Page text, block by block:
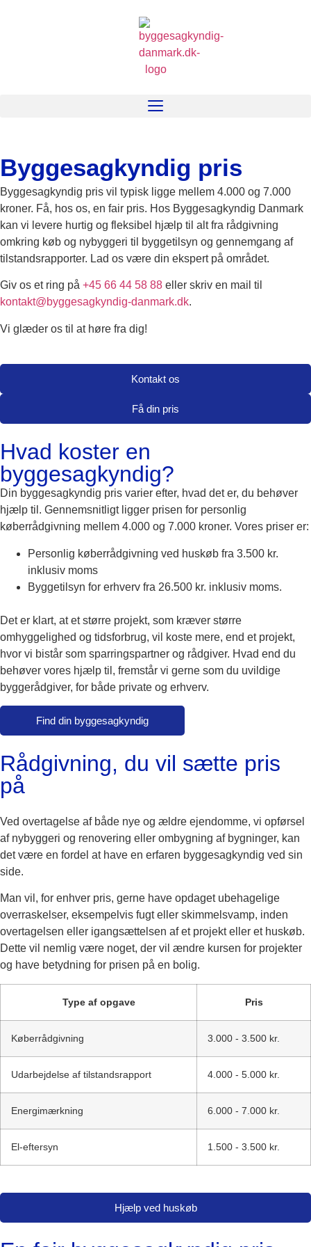
Byggesagkyndig pris
Byggesagkyndig pris vil typisk ligge mellem 4.000 og 7.000
kroner. Få, hos os, en fair pris. Hos Byggesagkyndig Danmark
kan vi levere hurtig og fleksibel hjælp til alt fra rådgivning
omkring køb og nybyggeri til byggetilsyn og gennemgang af
tilstandsrapporter. Lad os være din ekspert på området.
Giv os et ring på +45 66 44 58 88 eller skriv en mail til
kontakt@byggesagkyndig-danmark.dk.
Vi glæder os til at høre fra dig!
Kontakt os
Få din pris
Hvad koster en
byggesagkyndig?
Din byggesagkyndig pris varier efter, hvad det er, du behøver
hjælp til. Gennemsnitligt ligger prisen for personlig
køberrådgivning mellem 4.000 og 7.000 kroner. Vores priser er:
Personlig køberrådgivning ved huskøb fra 3.500 kr.
inklusiv moms
Byggetilsyn for erhverv fra 26.500 kr. inklusiv moms.
Det er klart, at et større projekt, som kræver større
omhyggelighed og tidsforbrug, vil koste mere, end et projekt,
hvor vi bistår som sparringspartner og rådgiver. Hvad end du
behøver vores hjælp til, fremstår vi gerne som du uvildige
byggerådgiver, for både private og erhverv.
Find din byggesagkyndig
Rådgivning, du vil sætte pris
på
Ved overtagelse af både nye og ældre ejendomme, vi opførsel
af nybyggeri og renovering eller ombygning af bygninger, kan
det være en fordel at have en erfaren byggesagkyndig ved sin
side.
Man vil, for enhver pris, gerne have opdaget ubehagelige
overraskelser, eksempelvis fugt eller skimmelsvamp, inden
overtagelsen eller igangsættelsen af et projekt eller et huskøb.
Dette vil nemlig være noget, der vil ændre kursen for projekter
og have betydning for prisen på en bolig.
Type af opgave Pris
Køberrådgivning 3.000 - 3.500 kr.
Udarbejdelse af tilstandsrapport 4.000 - 5.000 kr.
Energimærkning 6.000 - 7.000 kr.
El-eftersyn 1.500 - 3.500 kr.
Hjælp ved huskøb